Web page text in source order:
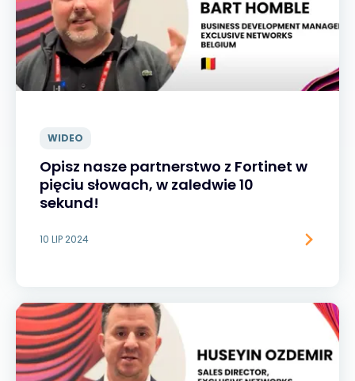
WIDEO
Opisz nasze partnerstwo z Fortinet w
pięciu słowach, w zaledwie 10
sekund!
10 LIP 2024